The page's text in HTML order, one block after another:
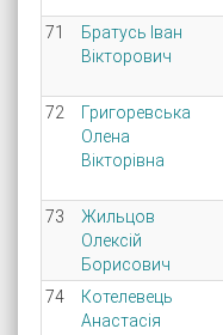
71
Братусь Іван
Вікторович
72
Григоревська
Олена
Вікторівна
73
Жильцов
Олексій
Борисович
74
Котелевець
Анастасія